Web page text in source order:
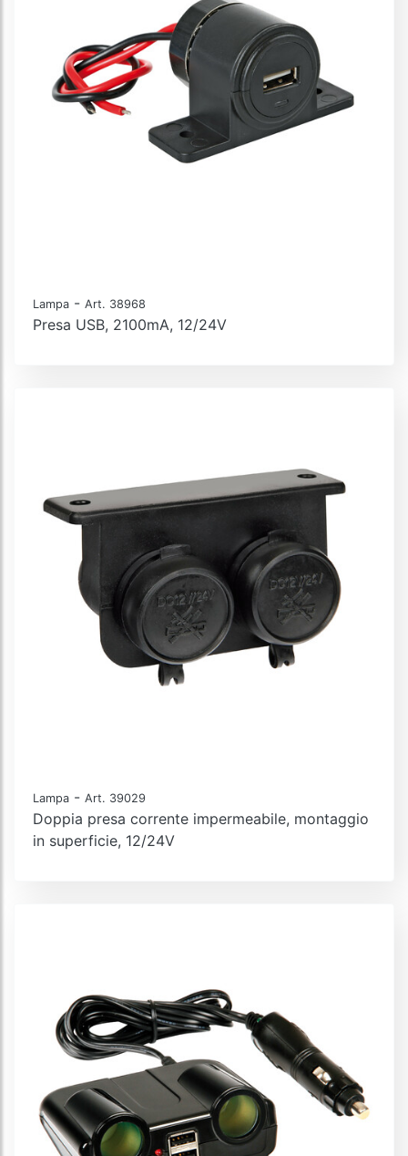
Lampa - Art. 38968
Presa USB, 2100mA, 12/24V
Lampa - Art. 39029
Doppia presa corrente impermeabile, montaggio
in superficie, 12/24V